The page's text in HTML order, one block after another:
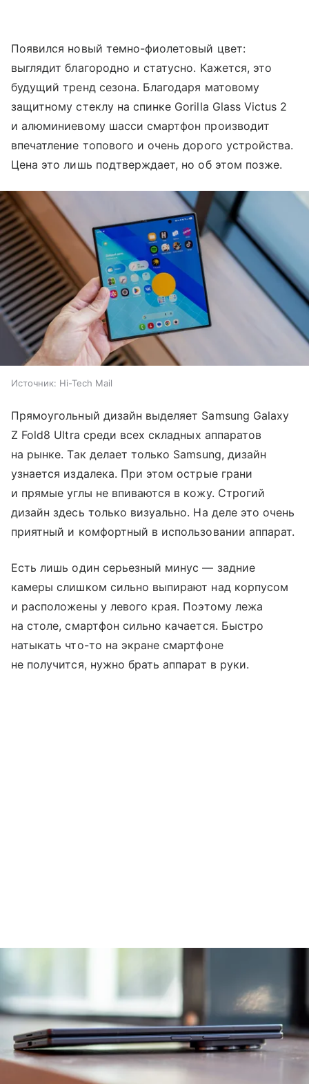
Появился новый темно-фиолетовый цвет:
выглядит благородно и статусно. Кажется, это
будущий тренд сезона. Благодаря матовому
защитному стеклу на спинке Gorilla Glass Victus 2
и алюминиевому шасси смартфон производит
впечатление топового и очень дорого устройства.
Цена это лишь подтверждает, но об этом позже.
Источник: Hi-Tech Mail
Прямоугольный дизайн выделяет Samsung Galaxy
Z Fold8 Ultra среди всех складных аппаратов
на рынке. Так делает только Samsung, дизайн
узнается издалека. При этом острые грани
и прямые углы не впиваются в кожу. Строгий
дизайн здесь только визуально. На деле это очень
приятный и комфортный в использовании аппарат.
Есть лишь один серьезный минус — задние
камеры слишком сильно выпирают над корпусом
и расположены у левого края. Поэтому лежа
на столе, смартфон сильно качается. Быстро
натыкать что-то на экране смартфоне
не получится, нужно брать аппарат в руки.